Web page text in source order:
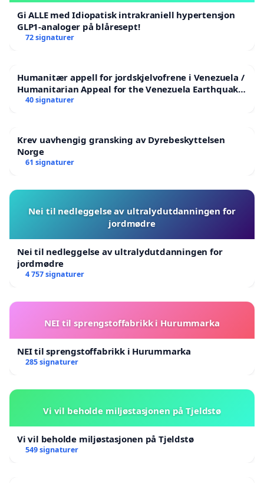
Gi ALLE med Idiopatisk intrakraniell hypertensjon
GLP1-analoger på blåresept!
72 signaturer
Humanitær appell for jordskjelvofrene i Venezuela /
Humanitarian Appeal for the Venezuela Earthquake
Victims
40 signaturer
Krev uavhengig gransking av Dyrebeskyttelsen
Norge
61 signaturer
Nei til nedleggelse av ultralydutdanningen for
jordmødre
Nei til nedleggelse av ultralydutdanningen for
jordmødre
4 757 signaturer
NEI til sprengstoffabrikk i Hurummarka
NEI til sprengstoffabrikk i Hurummarka
285 signaturer
Vi vil beholde miljøstasjonen på Tjeldstø
Vi vil beholde miljøstasjonen på Tjeldstø
549 signaturer